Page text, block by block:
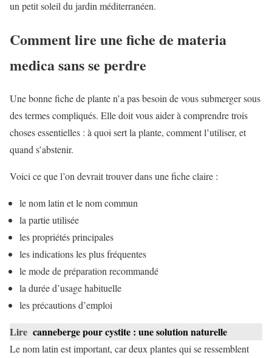
un petit soleil du jardin méditerranéen.
Comment lire une fiche de materia
medica sans se perdre
Une bonne fiche de plante n’a pas besoin de vous submerger sous
des termes compliqués. Elle doit vous aider à comprendre trois
choses essentielles : à quoi sert la plante, comment l’utiliser, et
quand s’abstenir.
Voici ce que l’on devrait trouver dans une fiche claire :
le nom latin et le nom commun
la partie utilisée
les propriétés principales
les indications les plus fréquentes
le mode de préparation recommandé
la durée d’usage habituelle
les précautions d’emploi
Lire canneberge pour cystite : une solution naturelle
Le nom latin est important, car deux plantes qui se ressemblent